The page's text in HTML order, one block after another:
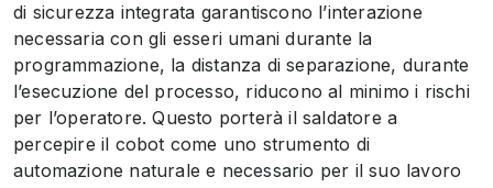
di sicurezza integrata garantiscono l’interazione
necessaria con gli esseri umani durante la
programmazione, la distanza di separazione, durante
l’esecuzione del processo, riducono al minimo i rischi
per l’operatore. Questo porterà il saldatore a
percepire il cobot come uno strumento di
automazione naturale e necessario per il suo lavoro